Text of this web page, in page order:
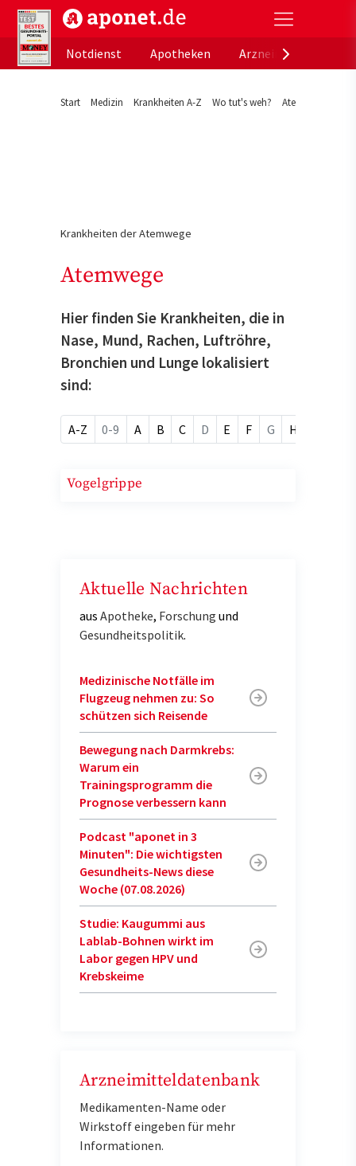
aponet.de - Das offizielle Gesundheitsportal der
Notdienst
Apotheken
Start Medizin Krankheiten A-Z Wo tut's weh? Atemwege
Krankheiten der Atemwege
Atemwege
Hier finden Sie Krankheiten, die in
Nase, Mund, Rachen, Luftröhre,
Bronchien und Lunge lokalisiert
sind:
A-Z 0-9 A B C D E F G H
Vogelgrippe
Aktuelle Nachrichten
aus Apotheke, Forschung und
Gesundheitspolitik.
Medizinische Notfälle im
Flugzeug nehmen zu: So
schützen sich Reisende
Bewegung nach Darmkrebs:
Warum ein
Trainingsprogramm die
Prognose verbessern kann
Podcast "aponet in 3
Minuten": Die wichtigsten
Gesundheits-News diese
Woche (07.08.2026)
Studie: Kaugummi aus
Lablab-Bohnen wirkt im
Labor gegen HPV und
Krebskeime
Arzneimitteldatenbank
Medikamenten-Name oder
Wirkstoff eingeben für mehr
Informationen.